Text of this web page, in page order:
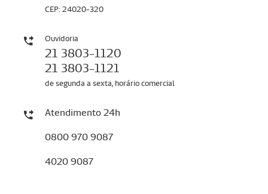
CEP: 24020-320
Ouvidoria
21 3803-1120
21 3803-1121
de segunda a sexta, horário comercial
Atendimento 24h
0800 970 9087
4020 9087